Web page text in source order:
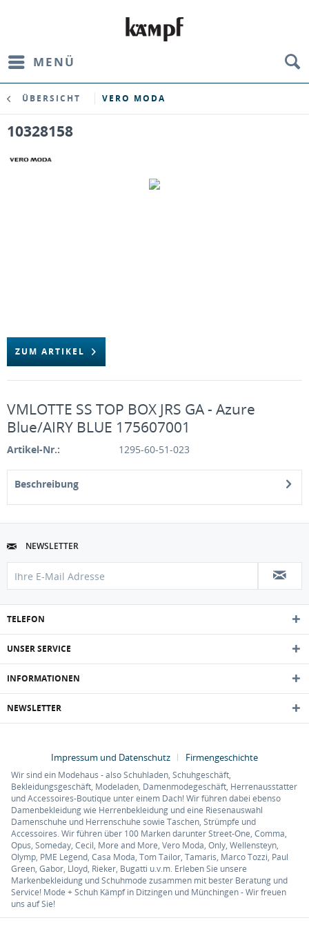
MENÜ
ÜBERSICHT VERO MODA
10328158
ZUM ARTIKEL
VMLOTTE SS TOP BOX JRS GA - Azure
Blue/AIRY BLUE 175607001
Artikel-Nr.: 1295-60-51-023
Beschreibung
NEWSLETTER
TELEFON
UNSER SERVICE
INFORMATIONEN
NEWSLETTER
Impressum und Datenschutz Firmengeschichte
Wir sind ein Modehaus - also Schuhladen, Schuhgeschäft,
Bekleidungsgeschäft, Modeladen, Damenmodegeschäft, Herrenausstatter
und Accessoires-Boutique unter einem Dach! Wir führen dabei ebenso
Damenbekleidung wie Herrenbekleidung und eine Riesenauswahl
Damenschuhe und Herrenschuhe sowie Taschen, Strümpfe und
Accessoires. Wir führen über 100 Marken darunter Street-One, Comma,
Opus, Someday, Cecil, More and More, Vero Moda, Only, Wellensteyn,
Olymp, PME Legend, Casa Moda, Tom Tailor, Tamaris, Marco Tozzi, Paul
Green, Gabor, Lloyd, Rieker, Bugatti u.v.m. Erleben Sie unsere
Markenbekleidung und Schuhmode zusammen mit bester Beratung und
Service! Mode + Schuh Kämpf in Ditzingen und Münchingen - Wir freuen
uns auf Sie!